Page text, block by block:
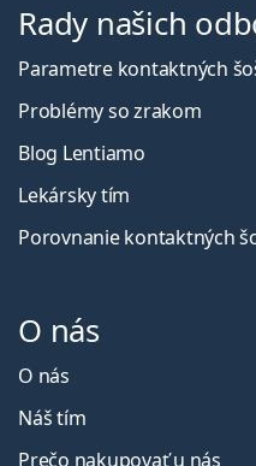
Rady našich
Parametre kontaktných
Problémy so zrakom
Blog Lentiamo
Lekársky tím
Porovnanie kontaktných
O nás
O nás
Náš tím
Prečo nakupovať u nás